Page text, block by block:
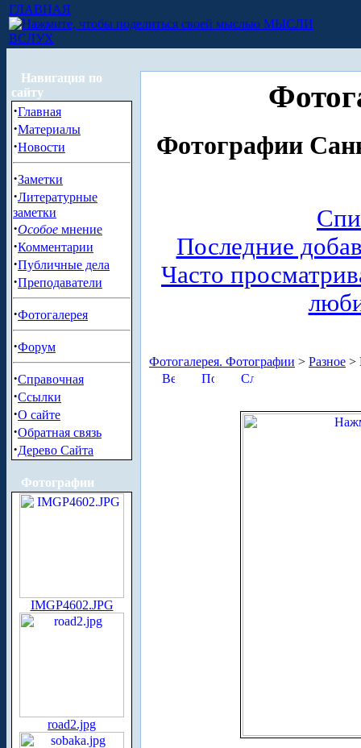
ГЛАВНАЯ
МЫСЛИ
ВСЛУХ
Навигация по
сайту
·Главная
·Материалы
·Новости
·Заметки
·Литературные
заметки
·Особое мнение
·Комментарии
·Публичные дела
·Преподаватели
·Фотогалерея
·Форум
·Справочная
·Ссылки
·О сайте
·Обратная связь
·Дерево Сайта
Фотографии
IMGP4602.JPG
road2.jpg
Фотографии
Последние
Часто
Фотогалерея. Фотографии > Разное >